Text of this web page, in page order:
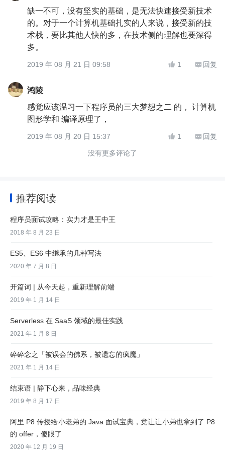
缺一不可，没有坚实的基础，是无法快速接受新技术
的。对于一个计算机基础扎实的人来说，接受新的技
术栈，要比其他人快的多，在技术侧的理解也要深得
多。
2019 年 08 月 21 日 09:58  1  回复
鸿陵
感觉应该温习一下程序员的三大梦想之二 的， 计算机
图形学和 编译原理了，
2019 年 08 月 20 日 15:37  1  回复
没有更多评论了
推荐阅读
程序员面试攻略：实力才是王中王
2018 年 8 月 23 日
ES5、ES6 中继承的几种写法
2020 年 7 月 8 日
开篇词 | 从今天起，重新理解前端
2019 年 1 月 14 日
Serverless 在 SaaS 领域的最佳实践
2021 年 1 月 8 日
碎碎念之「被误会的佛系，被遗忘的疯魔」
2021 年 1 月 14 日
结束语 | 静下心来，品味经典
2019 年 8 月 17 日
阿里 P8 传授给小老弟的 Java 面试宝典，竟让让小弟也拿到了 P8
的 offer，傻眼了
2020 年 12 月 19 日